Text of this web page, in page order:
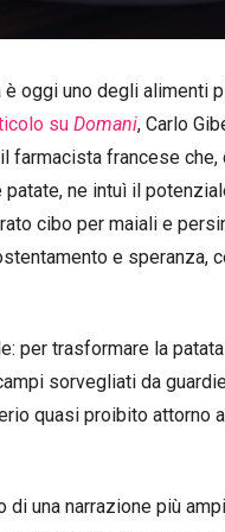
oggi uno degli alimenti
su Domani, Carlo
farmacista francese
ne intuì il
cibo per maiali e
e speranza,
per trasformare la
sorvegliati da
quasi proibito attorno
di una narrazione più